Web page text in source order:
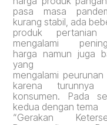
pasa masa
kurang stabil, ada
produk pertanian
mengalami
harga namun juga
yang
mengalami peurunan
karena turunnya
konsumen.
Pada
kedua dengan tema
“Gerakan